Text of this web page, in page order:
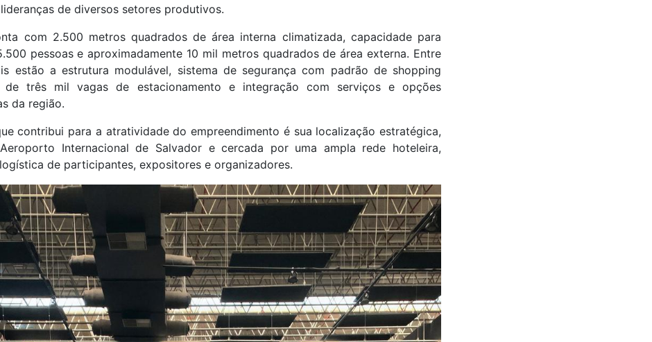
de diversos setores produtivos.
com 2.500 metros quadrados de área interna climatizada, capacidade para
pessoas e aproximadamente 10 mil metros quadrados de área externa. Entre
estão a estrutura modulável, sistema de segurança com padrão de shopping
de três mil vagas de estacionamento e integração com serviços e opções
da região.
contribui para a atratividade do empreendimento é sua localização estratégica,
Internacional de Salvador e cercada por uma ampla rede hoteleira,
de participantes, expositores e organizadores.